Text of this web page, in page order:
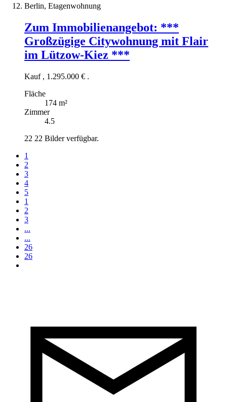
Berlin, Etagenwohnung
Zum Immobilienangebot: ***
Großzügige Citywohnung mit Flair
im Lützow-Kiez ***
Kauf , 1.295.000 € .
Fläche
174 m²
Zimmer
4.5
22 22 Bilder verfügbar.
1
2
3
4
5
1
2
3
...
...
26
26